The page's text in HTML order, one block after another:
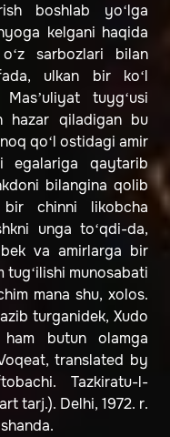
boshlab yo‘lga
kelgani haqida
sarbozlari bilan
ulkan bir ko‘l
tuyg‘usi
hazar qiladigan bu
qo‘l ostidagi amir
egalariga qaytarib
bilangina qolib
chinni likobcha
unga to‘qdi-da,
va amirlarga bir
tug‘ilishi munosabati
mana shu, xolos.
turganidek, Xudo
ham butun olamga
translated by
Tazkiratu-l-
tarj.). Delhi, 1972. r.